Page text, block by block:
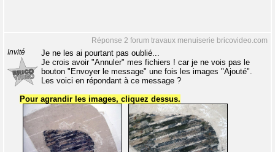
Réponse 2 forum travaux menuiserie bricovideo.com
Invité
Je ne les ai pourtant pas oublié...
Je crois avoir "Annuler" mes fichiers ! car je ne vois pas le
bouton "Envoyer le message" une fois les images "Ajouté".
Les voici en répondant à ce message ?
Pour agrandir les images, cliquez dessus.